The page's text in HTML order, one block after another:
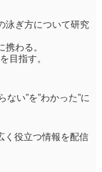
泳ぎ方について研究
わる。
目指す。
ない”を”わかった”に
く役立つ情報を配信